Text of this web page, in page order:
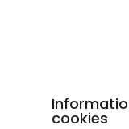
cookies